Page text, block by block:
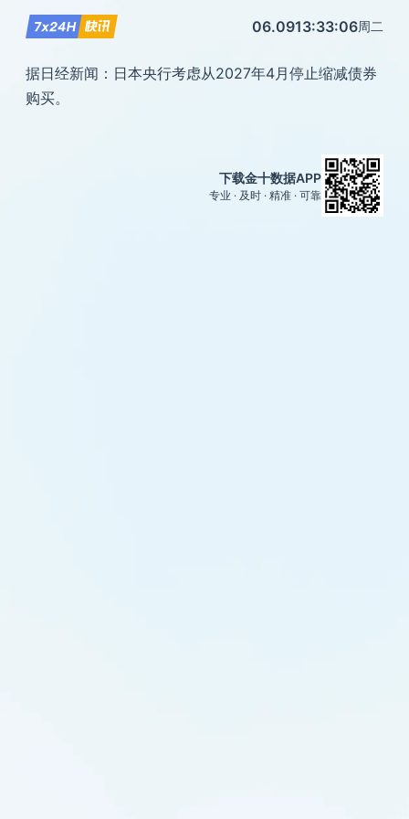
06.0913:33:06周二
据日经新闻：日本央行考虑从2027年4月停止缩减债券
购买。
下载金十数据APP
专业 · 及时 · 精准 · 可靠